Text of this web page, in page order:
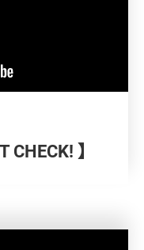
CHECK! 】